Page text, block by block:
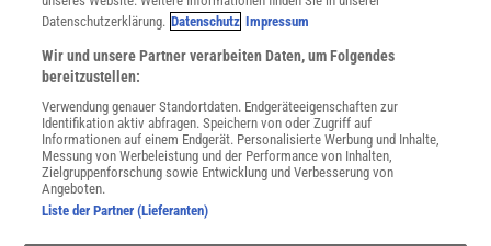
Für Sie im Spektrum-Shop und am Kiosk:
Datenschutzerklärung. Datenschutz Impressum
Wir und unsere Partner verarbeiten Daten, um Folgendes
bereitzustellen:
Verwendung genauer Standortdaten. Endgeräteeigenschaften zur
Identifikation aktiv abfragen. Speichern von oder Zugriff auf
Informationen auf einem Endgerät. Personalisierte Werbung und Inhalte,
Messung von Werbeleistung und der Performance von Inhalten,
Zielgruppenforschung sowie Entwicklung und Verbesserung von
Angeboten.
Liste der Partner (Lieferanten)